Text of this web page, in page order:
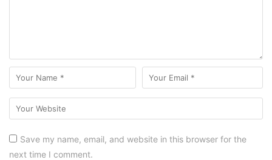
Save my name, email, and website in this browser for the
next time I comment.